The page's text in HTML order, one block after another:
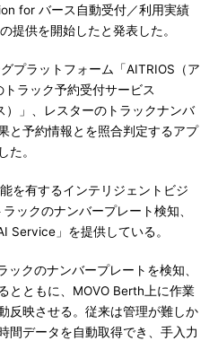
for バース自動受付／利用実績
提供を開始したと発表した。
プラットフォーム「AITRIOS（ア
ラック予約受付サービス
）」、レスターのトラックナンバ
と予約情報とを照合判定するアプ
た。
を有するインテリジェントビジ
ックのナンバープレート検知、
Service」を提供している。
クのナンバープレートを検知、
とともに、MOVO Berth上に作業
反映させる。従来は管理が難しか
間データを自動取得でき、手入力